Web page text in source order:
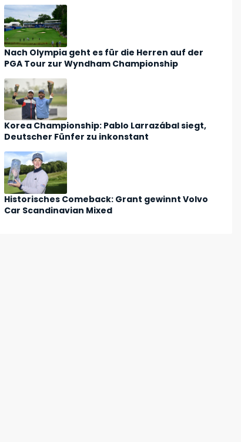
Nach Olympia geht es für die Herren auf der
PGA Tour zur Wyndham Championship
Korea Championship: Pablo Larrazábal siegt,
Deutscher Fünfer zu inkonstant
Historisches Comeback: Grant gewinnt Volvo
Car Scandinavian Mixed